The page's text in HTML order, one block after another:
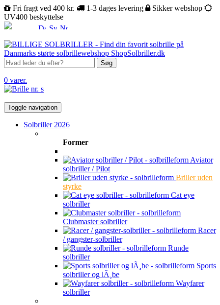
Fri fragt ved 400 kr. 1-3 dages levering
Sikker webshop
UV400 beskyttelse
Søg
0 varer.
Toggle navigation
Solbriller 2026
Former
Aviator
solbriller / Pilot
Briller uden
styrke
Cat eye
solbriller
Clubmaster solbriller
Racer
/ gangster-solbriller
Runde
solbriller
Sports
solbriller og lÃ¸be
Wayfarer
solbriller